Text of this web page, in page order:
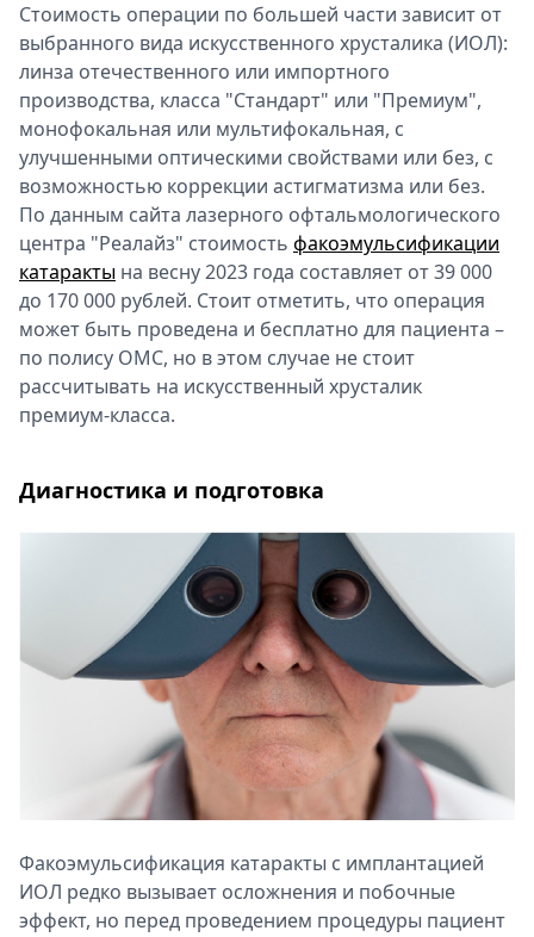
Стоимость операции по большей части зависит от
выбранного вида искусственного хрусталика (ИОЛ):
линза отечественного или импортного
производства, класса "Стандарт" или "Премиум",
монофокальная или мультифокальная, с
улучшенными оптическими свойствами или без, с
возможностью коррекции астигматизма или без.
По данным сайта лазерного офтальмологического
центра "Реалайз" стоимость факоэмульсификации
катаракты на весну 2023 года составляет от 39 000
до 170 000 рублей. Стоит отметить, что операция
может быть проведена и бесплатно для пациента –
по полису ОМС, но в этом случае не стоит
рассчитывать на искусственный хрусталик
премиум-класса.
Диагностика и подготовка
Факоэмульсификация катаракты с имплантацией
ИОЛ редко вызывает осложнения и побочные
эффект, но перед проведением процедуры пациент